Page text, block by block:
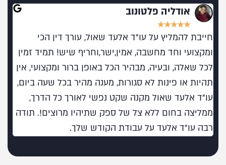
אודליה פלטונוב
★
★
★
★
★
חייבת להמליץ על עו"ד אלעד שאול, עורך דין הכי
ומקצועי וחד מחשבה, אמין,ישר,וחריף שיש! תמיד זמין
לכל שאלה, ובעיה, מבהיר הכל באופן ברור ומקצועי, אין
תהיות או פינות לא סגורות, מענה מהיר בכל שעה ביום,
עו"ד אלעד שאול מקנה שקט נפשי לאורך כל הדרך,
ממליצה בחום ללא צל של ספק שתיהיו מרוצים!. תודה
רבה עו"ד אלעד על עבודת הקודש שלך.